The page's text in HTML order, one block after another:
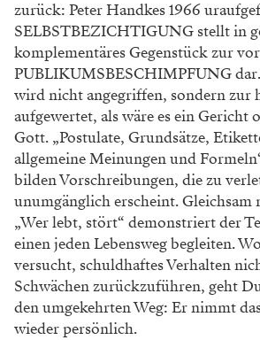
zurück: Peter Handkes 1966
SELBSTBEZICHTIGUNG stellt in
komplementäres Gegenstück zur
PUBLIKUMSBESCHIMPFUNG
wird nicht angegriffen, sondern zur
aufgewertet, als wäre es ein Gericht
Gott. „Postulate, Grundsätze,
allgemeine Meinungen und
bilden Vorschreibungen, die zu
unumgänglich erscheint. Gleichsam
„Wer lebt, stört“ demonstriert der
einen jeden Lebensweg begleiten.
versucht, schuldhaftes Verhalten
Schwächen zurückzuführen, geht
den umgekehrten Weg: Er nimmt
wieder persönlich.